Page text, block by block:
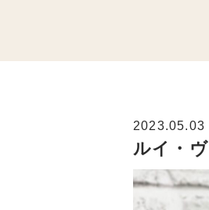
2023.05.03
ルイ・